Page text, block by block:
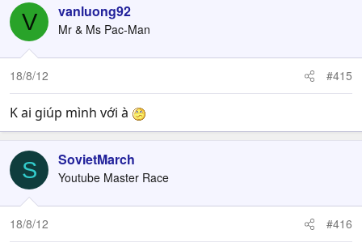
V vanluong92
Mr & Ms Pac-Man
18/8/12 #415
K ai giúp mình với à
S SovietMarch
Youtube Master Race
18/8/12 #416